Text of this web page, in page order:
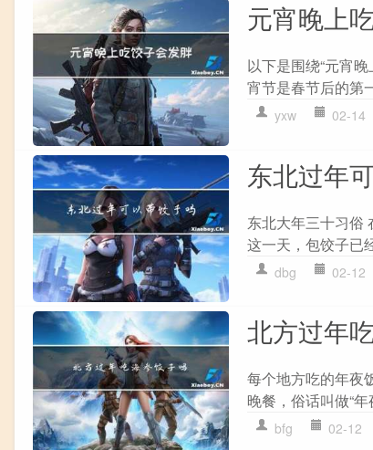
元宵晚上
以下是围绕“元宵
宵节是春节后的第
yxw 02-14
东北过年
东北大年三十习俗
这一天，包饺子已
dbg 02-12
北方过年
每个地方吃的年夜
晚餐，俗话叫做“年
bfg 02-12